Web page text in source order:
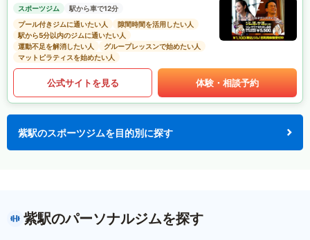
スポーツジム
駅から車で12分
プール付きジムに通いたい人
隙間時間を活用したい人
駅から5分以内のジムに通いたい人
運動不足を解消したい人
グループレッスンで始めたい人
マットピラティスを始めたい人
公式サイトを見る 体験・相談予約
紫駅のスポーツジムを目的別に探す
紫駅のパーソナルジムを探す